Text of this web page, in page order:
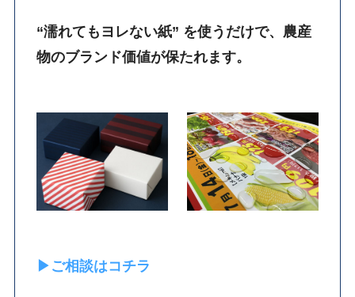
“濡れてもヨレない紙” を使うだけで、農産
物のブランド価値が保たれます。
▶ご相談はコチラ